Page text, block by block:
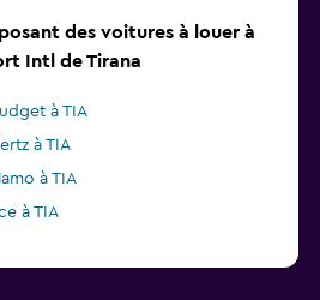
des voitures à louer à
Intl de Tirana
à TIA
à TIA
à TIA
à TIA